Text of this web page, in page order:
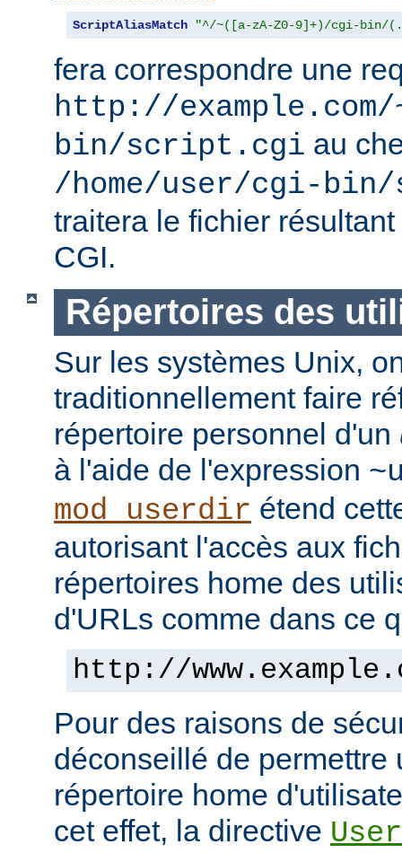
ScriptAliasMatch "^/~([a-zA-Z0-9]+)/cgi-bin/
fera correspondre une
http://
bin/script.cgi au
/home/user/cgi-
traitera le fichier
CGI.
Répertoires des
Sur les systèmes Unix,
traditionnellement faire
répertoire personnel d'un
à l'aide de l'expression
mod_userdir étend
autorisant l'accès aux
répertoires home des
d'URLs comme dans ce
http://
Pour des raisons de
déconseillé de permettre
répertoire home
cet effet, la directive